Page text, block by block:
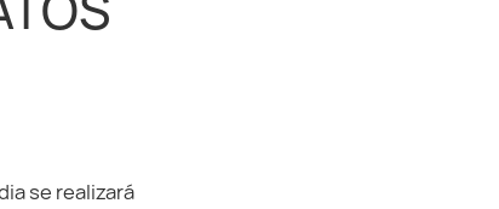
se realizará